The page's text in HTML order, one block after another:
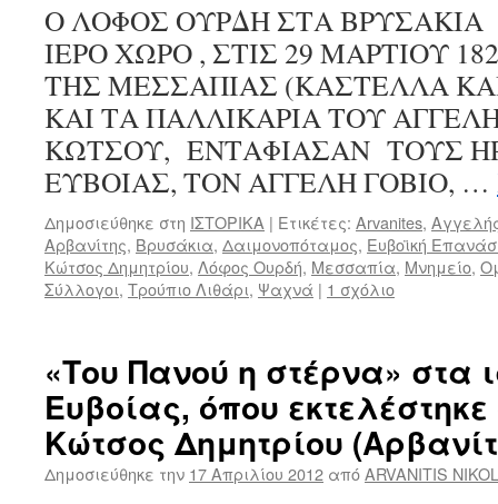
Ο ΛΟΦΟΣ ΟΥΡΔΗ ΣΤΑ
ΙΕΡΟ ΧΩΡΟ , ΣΤΙΣ 29 ΜΑΡΤΙΟΥ
ΤΗΣ ΜΕΣΣΑΠΙΑΣ (ΚΑΣΤΕΛΛΑ
ΚΑΙ ΤΑ ΠΑΛΛΙΚΑΡΙΑ ΤΟΥ
ΚΩΤΣΟΥ, ΕΝΤΑΦΙΑΣΑΝ ΤΟΥΣ
ΕΥΒΟΙΑΣ, ΤΟΝ ΑΓΓΕΛΗ ΓΟΒΙΟ, …
Δημοσιεύθηκε στη ΙΣΤΟΡΙΚΑ | Ετικέτες: Arvanites,
Αρβανίτης, Βρυσάκια, Δαιμονοπόταμος, Ευβοϊκή
Κώτσος Δημητρίου, Λόφος Ουρδή, Μεσσαπία, Μνημείο,
Σύλλογοι, Τρούπιο Λιθάρι, Ψαχνά | 1 σχόλιο
«Του Πανού η στέρνα» στα
Ευβοίας, όπου
Κώτσος Δημητρίου
Δημοσιεύθηκε την 17 Απριλίου 2012 απόARVANITIS